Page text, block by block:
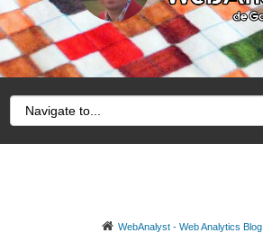
WebAnalyst - Web Analytics Blog